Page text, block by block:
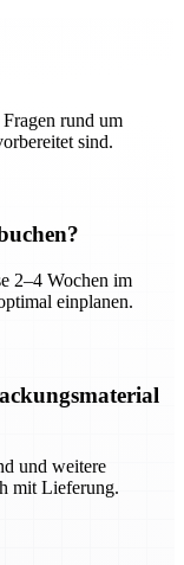
rund um
sind.
2–4 Wochen im
einplanen.
und weitere
mit Lieferung.